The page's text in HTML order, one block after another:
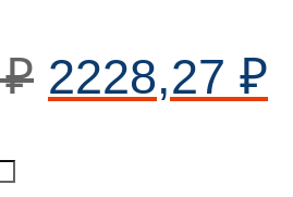
₽ 2228,27 ₽